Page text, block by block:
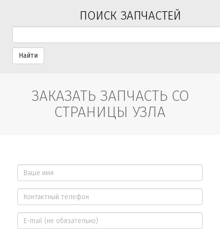
ПОИСК ЗАПЧАСТЕЙ
Найти
ЗАКАЗАТЬ ЗАПЧАСТЬ СО
СТРАНИЦЫ УЗЛА
Ваше
имя
*
Контактный
телефон